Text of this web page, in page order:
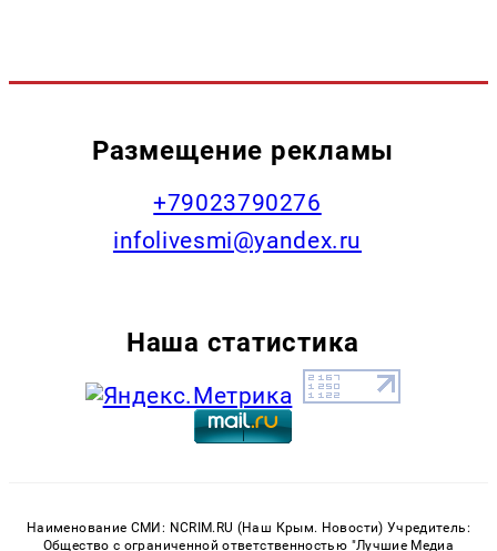
Размещение рекламы
+79023790276
infolivesmi@yandex.ru
Наша статистика
Наименование СМИ: NCRIM.RU (Наш Крым. Новости) Учредитель:
Общество с ограниченной ответственностью "Лучшие Медиа